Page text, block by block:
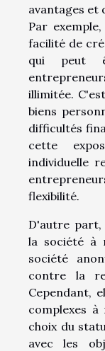
avantages et
Par
facilité de
qui peut
illimitée.
biens
difficultés
cette
individuelle
flexibilité.
D'autre part,
la société à
société
contre la
Cependant,
complexes
choix du
avec les